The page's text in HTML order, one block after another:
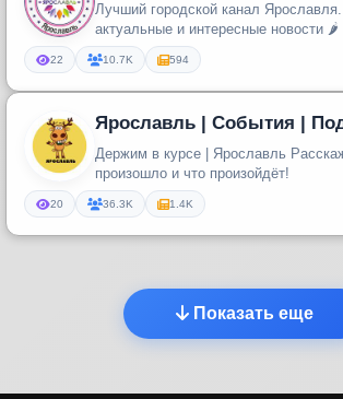
Лучший городской канал
актуальные и интересные новости 🌶
друзьям 👍
22 10.7K 594
Ярославль | События |
Держим в курсе | Ярославль
произошло и что произойдёт!
20 36.3K 1.4K
Показать еще